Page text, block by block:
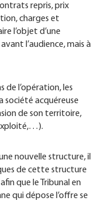
repris, prix
charges et
l’objet d’une
l’audience, mais à
de l’opération, les
société acquéreuse
de son territoire,
nouvelle structure, il
de cette structure
que le Tribunal en
qui dépose l’offre se